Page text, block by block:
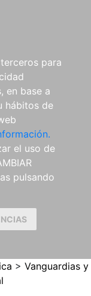
para
en base a
hábitos de
el uso de
pulsando
> Vanguardias y